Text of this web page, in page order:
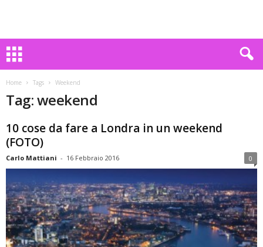
Home Tags Weekend
Tag: weekend
10 cose da fare a Londra in un weekend
(FOTO)
Carlo Mattiani - 16 Febbraio 2016 0